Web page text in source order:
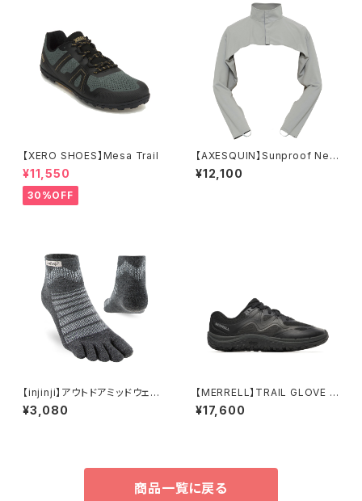
【XERO SHOES】Mesa Trail
¥11,550
30%OFF
【AXESQUIN】Sunproof Nec
k & Arm Shade
¥12,100
【injinji】アウトドアミッドウェイ
トミニクルーウール
¥3,080
【MERRELL】TRAIL GLOVE 8
(women's)
¥17,600
商品一覧に戻る